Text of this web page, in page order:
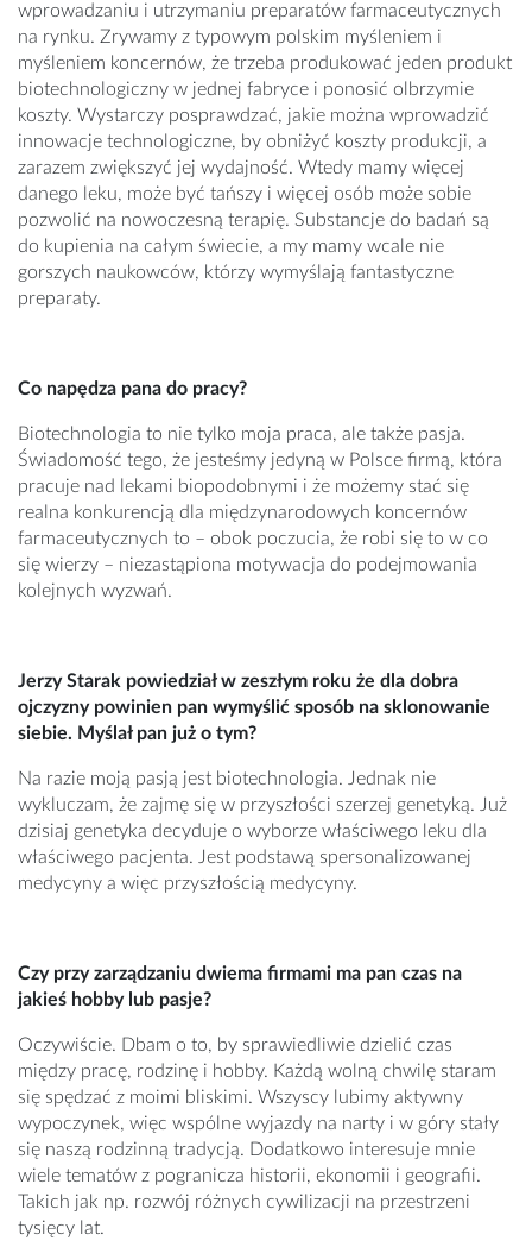
wprowadzaniu i utrzymaniu preparatów farmaceutycznych
na rynku. Zrywamy z typowym polskim myśleniem i
myśleniem koncernów, że trzeba produkować jeden produkt
biotechnologiczny w jednej fabryce i ponosić olbrzymie
koszty. Wystarczy posprawdzać, jakie można wprowadzić
innowacje technologiczne, by obniżyć koszty produkcji, a
zarazem zwiększyć jej wydajność. Wtedy mamy więcej
danego leku, może być tańszy i więcej osób może sobie
pozwolić na nowoczesną terapię. Substancje do badań są
do kupienia na całym świecie, a my mamy wcale nie
gorszych naukowców, którzy wymyślają fantastyczne
preparaty.
Co napędza pana do pracy?
Biotechnologia to nie tylko moja praca, ale także pasja.
Świadomość tego, że jesteśmy jedyną w Polsce firmą, która
pracuje nad lekami biopodobnymi i że możemy stać się
realna konkurencją dla międzynarodowych koncernów
farmaceutycznych to – obok poczucia, że robi się to w co
się wierzy – niezastąpiona motywacja do podejmowania
kolejnych wyzwań.
Jerzy Starak powiedział w zeszłym roku że dla dobra
ojczyzny powinien pan wymyślić sposób na sklonowanie
siebie. Myślał pan już o tym?
Na razie moją pasją jest biotechnologia. Jednak nie
wykluczam, że zajmę się w przyszłości szerzej genetyką. Już
dzisiaj genetyka decyduje o wyborze właściwego leku dla
właściwego pacjenta. Jest podstawą spersonalizowanej
medycyny a więc przyszłością medycyny.
Czy przy zarządzaniu dwiema firmami ma pan czas na
jakieś hobby lub pasje?
Oczywiście. Dbam o to, by sprawiedliwie dzielić czas
między pracę, rodzinę i hobby. Każdą wolną chwilę staram
się spędzać z moimi bliskimi. Wszyscy lubimy aktywny
wypoczynek, więc wspólne wyjazdy na narty i w góry stały
się naszą rodzinną tradycją. Dodatkowo interesuje mnie
wiele tematów z pogranicza historii, ekonomii i geografii.
Takich jak np. rozwój różnych cywilizacji na przestrzeni
tysięcy lat.